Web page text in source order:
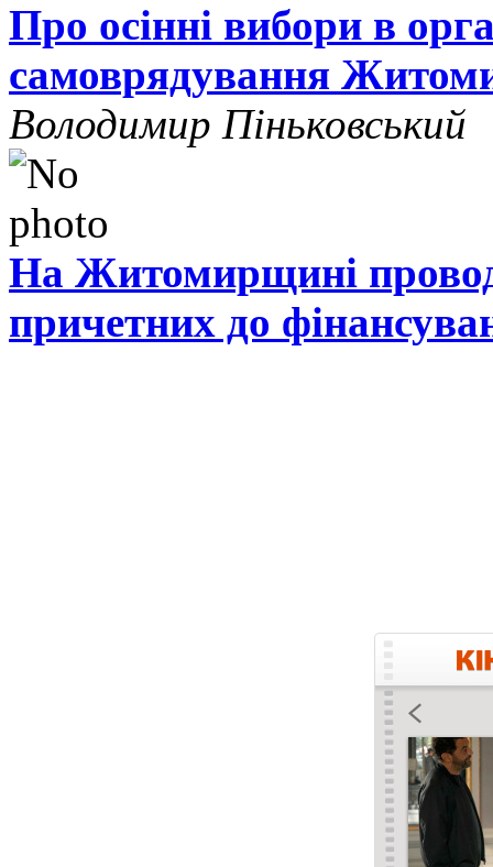
Про осінні вибори в
самоврядування
Володимир Піньковський
На Житомирщині
причетних до